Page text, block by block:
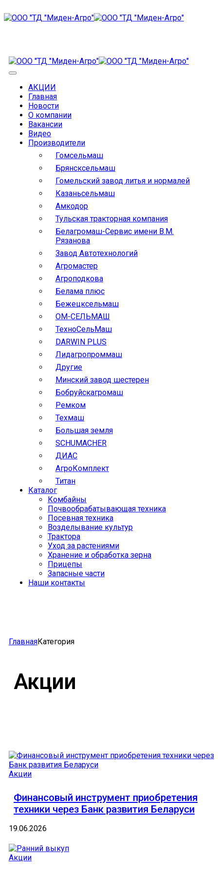
АКЦИИ
Главная
Новости
О компании
Вакансии
Видео
Производители
Гомсельмаш
Брянсксельмаш
Гомельский завод литья и нормалей
Казаньсельмаш
Амкодор
Тульская тракторная компания
Белагромаш-Сервис имени В.М.
Рязанова
Завод Автотехнологий
Агромастер
Агроподкова
Белама плюс
Бежецксельмаш
ОМ-СЕЛЬМАШ
ТехноСельМаш
DARWIN PLUS
Лидагропроммаш
Другие
Минский завод шестерен
Бобруйскагромаш
Ремком
Техмаш
Большая земля
SCHUMACHER
ДИАС
АгроКомплект
Титан
Каталог
Комбайны
Почвообрабатывающая техника
Посевная техника
Возделывание культур
Трактора
Уход за растениями
Хранение и обработка зерна
Прицепы
Запасные части
Наши контакты
ГлавнаяКатегория
Акции
Акции
Финансовый инструмент приобретения
техники через Банк развития Беларуси
19.06.2026
Акции